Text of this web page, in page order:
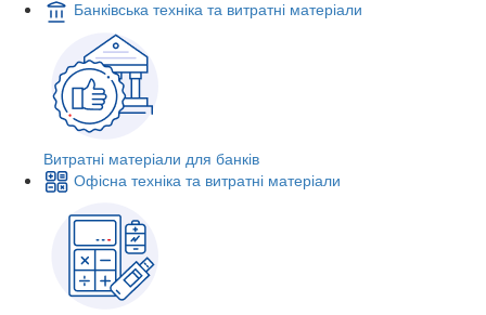
Банківська техніка та витратні матеріали
Витратні матеріали для банків
Офісна техніка та витратні матеріали